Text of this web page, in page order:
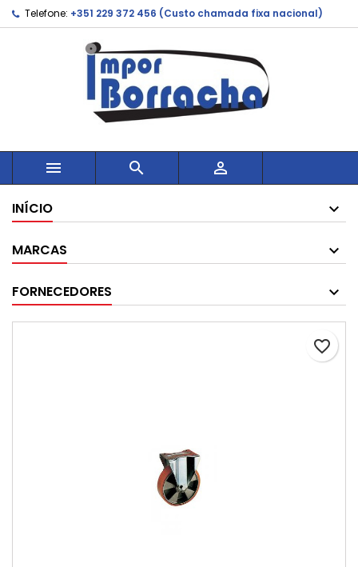
Telefone: +351 229 372 456 (Custo chamada fixa nacional)
  
INÍCIO
MARCAS
FORNECEDORES
favorite_border